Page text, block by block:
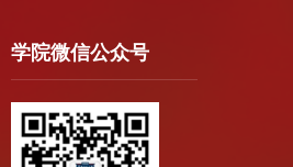
学院微信公众号